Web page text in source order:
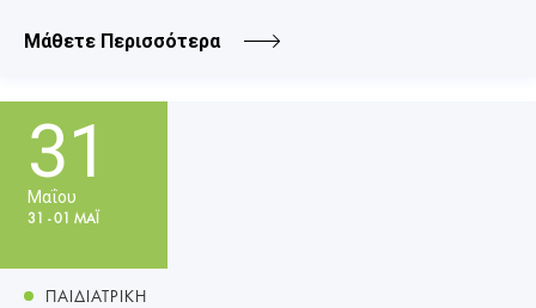
Μάθετε Περισσότερα
31
Μαΐου
31 - 01 ΜΑΪ
ΠΑΙΔΙΑΤΡΙΚΗ